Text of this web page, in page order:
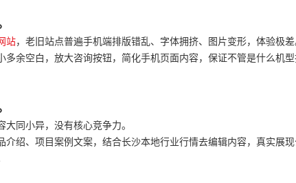
站，老旧站点普遍手机端排版错乱、字体拥挤、图片变形，体验极差
多余空白，放大咨询按钮，简化手机页面内容，保证不管是什么机
同小异，没有核心竞争力。
介绍、项目案例文案，结合长沙本地行业行情去编辑内容，真实展